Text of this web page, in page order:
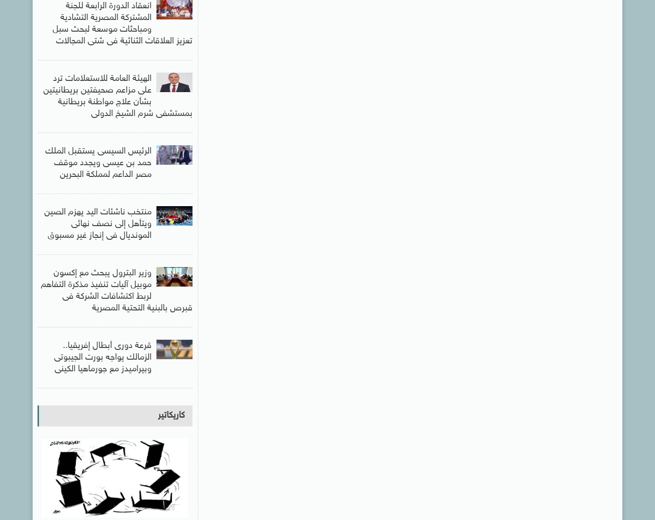
انعقاد الدورة الرابعة للجنة
المشتركة المصرية التشادية
ومباحثات موسعة لبحث سبل
تعزيز العلاقات الثنائية فى شتى المجالات
الهيئة العامة للاستعلامات ترد
على مزاعم صحيفتين بريطانيتين
بشأن علاج مواطنة بريطانية
بمستشفى شرم الشيخ الدولى
الرئيس السيسى يستقبل الملك
حمد بن عيسى ويجدد موقف
مصر الداعم لمملكة البحرين
منتخب ناشئات اليد يهزم الصين
ويتأهل إلى نصف نهائى
المونديال فى إنجاز غير مسبوق
وزير البترول يبحث مع إكسون
موبيل آليات تنفيذ مذكرة التفاهم
لربط اكتشافات الشركة فى
قبرص بالبنية التحتية المصرية
قرعة دورى أبطال إفريقيا..
الزمالك يواجه بورت الجيبوتى
وبيراميدز مع جورماهيا الكينى
كاريكاتير